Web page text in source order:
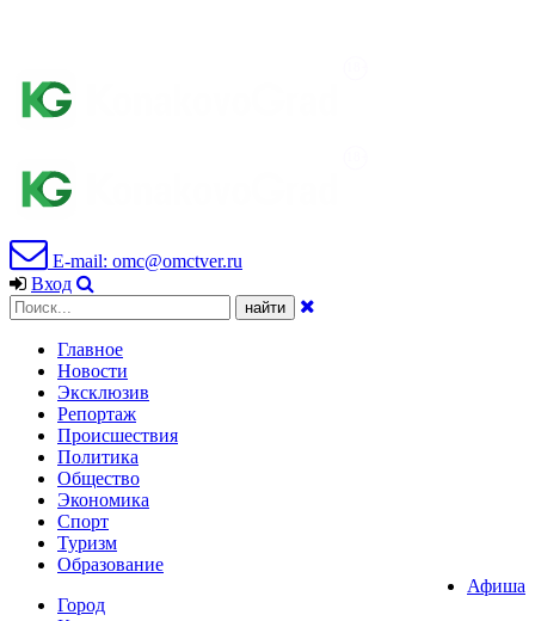
E-mail: omc@omctver.ru
Вход
Главное
Новости
Эксклюзив
Репортаж
Происшествия
Политика
Общество
Экономика
Спорт
Туризм
Образование
Афиша
Город